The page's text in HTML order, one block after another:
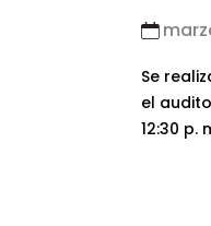
Se
el
12:30 p.